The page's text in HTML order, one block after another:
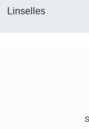
Linselles